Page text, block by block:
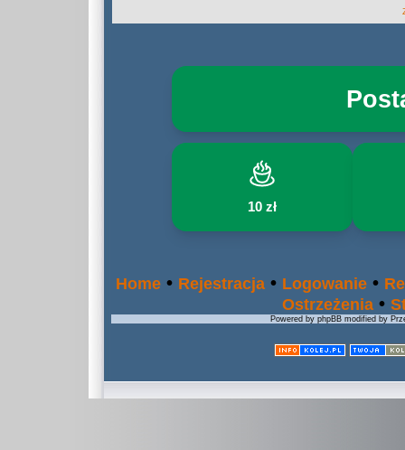
10 zł
Home • Rejestracja • Logowanie •
Ostrzeżenia •
Powered by phpBB modified by